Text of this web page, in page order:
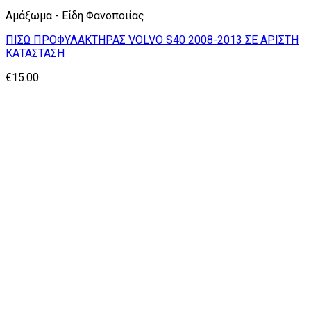
Αμάξωμα - Είδη Φανοποιίας
ΠΙΣΩ ΠΡΟΦΥΛΑΚΤΗΡΑΣ VOLVO S40 2008-2013 ΣΕ ΑΡΙΣΤΗ
ΚΑΤΑΣΤΑΣΗ
€15.00